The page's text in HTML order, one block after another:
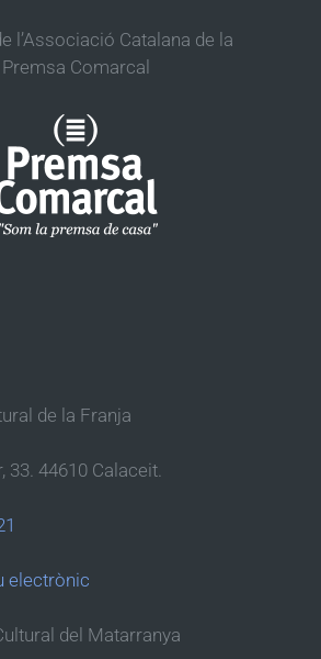
l’Associació Catalana de la
Premsa Comarcal
de la Franja
33. 44610 Calaceit.
electrònic
del Matarranya